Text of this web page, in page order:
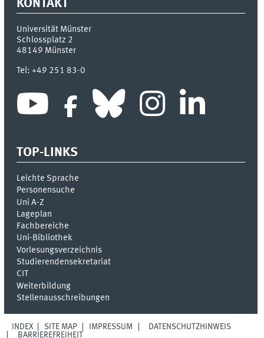
KONTAKT
Universität Münster
Schlossplatz 2
48149 Münster
Tel:+49 251 83-0
TOP-LINKS
Leichte Sprache
Personensuche
Uni A-Z
Lageplan
Fachbereiche
Uni-Bi­bli­o­thek
Vor­le­sungs­ver­zeich­nis
Stu­die­ren­den­se­kre­ta­ri­at
CIT
Weiterbildung
Stellenausschreibungen
INDEX SITE MAP IMPRESSUM
DATENSCHUTZHINWEIS
BARRIEREFREIHEIT